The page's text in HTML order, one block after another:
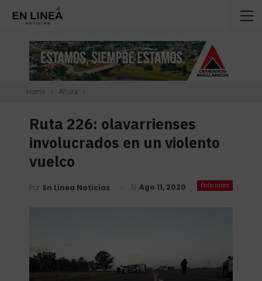
Home Ahora
Ruta 226: olavarrienses
involucrados en un violento
vuelco
Policiales
Por En Linea Noticias El Ago 11, 2020